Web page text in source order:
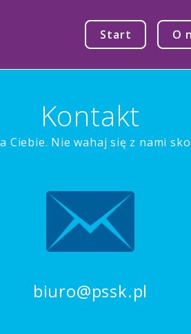
Start O
Kontakt
Ciebie. Nie wahaj się z nami
biuro@pssk.pl